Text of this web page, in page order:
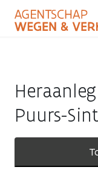
naar
Puurs-